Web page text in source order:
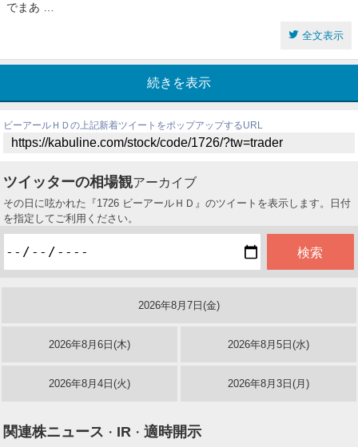
でまあ …
全文表示
続きを表示
ビーアールＨＤの上記新着ツイートをポップアップするURL
ツイッターの相場観アーカイブ
その日に呟かれた『1726 ビーアールＨＤ』のツイートを表示します。日付
を指定してご利用ください。
2026年8月7日(金)
2026年8月6日(木) 2026年8月5日(水)
2026年8月4日(火) 2026年8月3日(月)
関連株ニュース ・ IR ・ 適時開示